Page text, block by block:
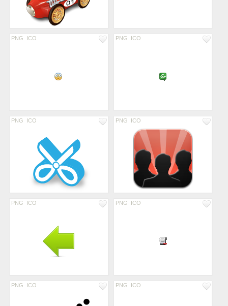
PNG ICO PNG ICO
PNG ICO PNG ICO
PNG ICO PNG ICO
PNG ICO PNG ICO